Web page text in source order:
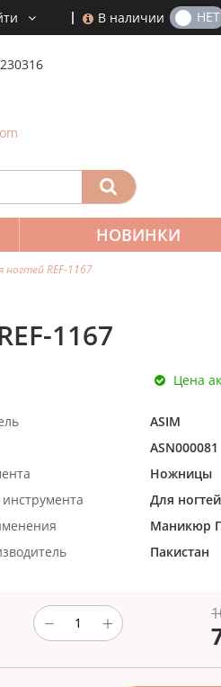
В наличии
ДА НЕТ
НОВИНКИ
REF-1167
1167
Цена
ASIM
ASN000081
Ножницы
Для ногтей
Маникюр
Пакистан